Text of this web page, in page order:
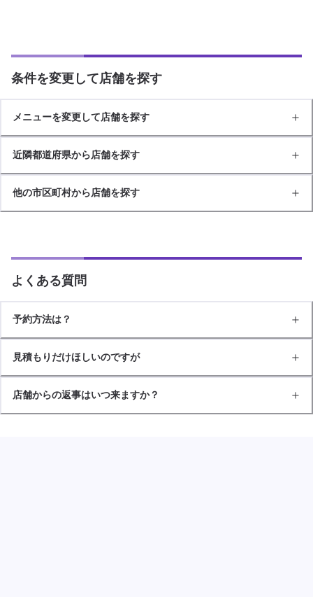
条件を変更して店舗を探す
メニューを変更して店舗を探す
近隣都道府県から店舗を探す
他の市区町村から店舗を探す
よくある質問
予約方法は？
見積もりだけほしいのですが
店舗からの返事はいつ来ますか？